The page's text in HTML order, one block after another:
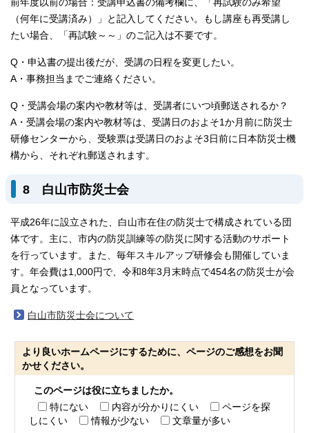
前年度以前の場合：受講申込書の備考欄に、「再試験のみ希望
（何年に受講済み）」と記入してください。もし講座も再受講し
たい場合、「再試験～～」のご記入は不要です。
Q・申込書の提出後だが、受講の日程を変更したい。
A・事務担当までご連絡ください。
Q・受講会場の案内や教材等は、受講者にいつ頃郵送されるか？
A・受講会場の案内や教材等は、受講日のおよそ1か月前に防災士
研修センターから、受験票は受講日のおよそ3日前に日本防災士機
構から、それぞれ郵送されます。
8 白山市防災士会
平成26年に設立された、白山市在住の防災士で構成されている団
体です。主に、市内の防災訓練等の防災に関する活動のサポート
を行っています。また、毎年スキルアップ研修会も開催していま
す。年会費は1,000円で、令和8年3月末時点で454名の防災士が会
員となっています。
白山市防災士会について
より良いホームページにするために、ページのご感想をお聞
かせください。
このページは役に立ちましたか。
特にない
内容が分かりにくい
ページを探
しにくい
情報が少ない 文章量が多い